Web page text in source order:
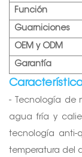
Función
Guarniciones
OEM y ODM
Garantía
- Tecnología de
agua fría y
tecnología anti-
temperatura del